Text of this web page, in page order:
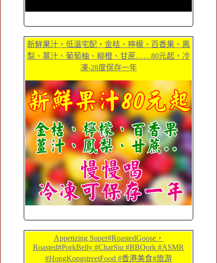
新鮮果汁，低溫宅配，金桔、檸檬、百香果、鳳
梨、薑汁、葡萄柚、柳橙、甘蔗……80元起，冷
凍-28度保存一年
Appetizing Super#RoastedGoose，
Roasted#PorkBelly #CharSiu #BBQork #ASMR
#HongKongstreetFood #香港美食#旅游